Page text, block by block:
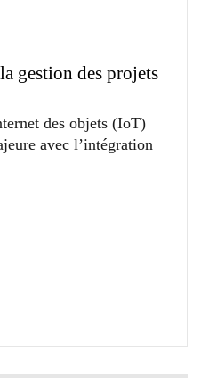
gestion des projets
des objets (IoT)
avec l’intégration